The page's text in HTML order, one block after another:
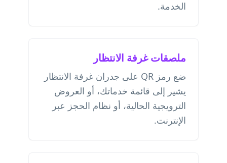
الخدمة.
ملصقات غرفة الانتظار
ضع رمز QR على جدران غرفة الانتظار
يشير إلى قائمة خدماتك، أو العروض
الترويجية الحالية، أو نظام الحجز عبر
الإنترنت.